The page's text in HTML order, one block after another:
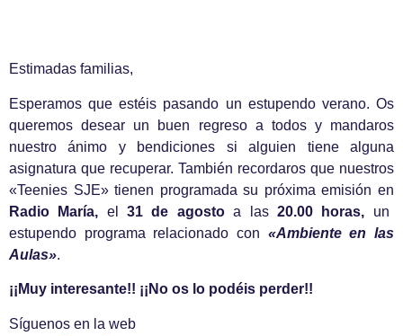
Estimadas familias,
Esperamos que estéis pasando un estupendo verano. Os
queremos desear un buen regreso a todos y mandaros
nuestro ánimo y bendiciones si alguien tiene alguna
asignatura que recuperar. También recordaros que nuestros
«Teenies SJE» tienen programada su próxima emisión en
Radio María, el31 de agostoa las 20.00 horas, un
estupendo programa relacionado con «Ambiente en las
Aulas».
¡¡Muy interesante!! ¡¡No os lo podéis perder!!
Síguenos en la web